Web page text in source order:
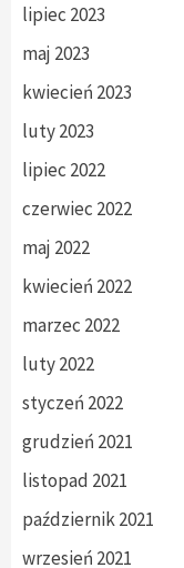
lipiec 2023
maj 2023
kwiecień 2023
luty 2023
lipiec 2022
czerwiec 2022
maj 2022
kwiecień 2022
marzec 2022
luty 2022
styczeń 2022
grudzień 2021
listopad 2021
październik 2021
wrzesień 2021